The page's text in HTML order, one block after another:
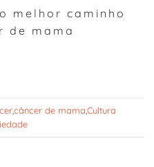
melhor caminho
de mama
câncer de mamaCultura